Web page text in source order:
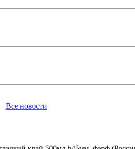
Все новости